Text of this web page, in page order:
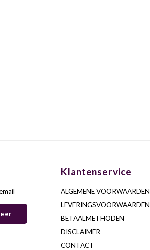
Klantenservice
ALGEMENE VOORWAARDEN
LEVERINGSVOORWAARDEN
BETAALMETHODEN
DISCLAIMER
CONTACT